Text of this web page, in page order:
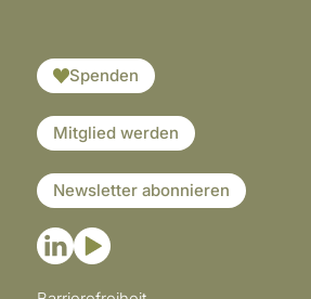
Spenden
Mitglied werden
Newsletter abonnieren